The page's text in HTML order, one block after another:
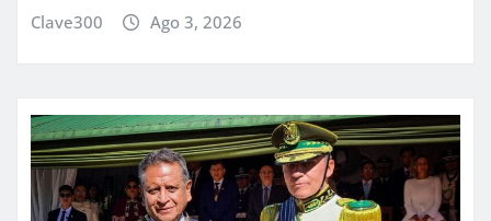
Clave300 Ago 3, 2026